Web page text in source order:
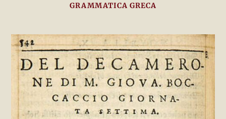
GRAMMATICA GRECA